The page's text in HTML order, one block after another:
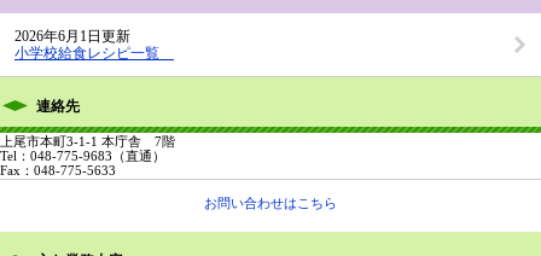
2026年6月1日更新
小学校給食レシピ一覧
連絡先
上尾市本町3-1-1 本庁舎 7階
Tel：048-775-9683 （直通）
Fax：048-775-5633
お問い合わせはこちら